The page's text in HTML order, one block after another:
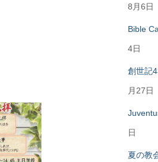
8月6日
Bible
4日
創世記
月27日
日
夏の教